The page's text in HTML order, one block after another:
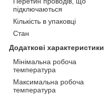
підключаються
Кількість в упаковці
Стан
Додаткові характеристики
Мінімальна робоча
температура
Максимальна робоча
температура